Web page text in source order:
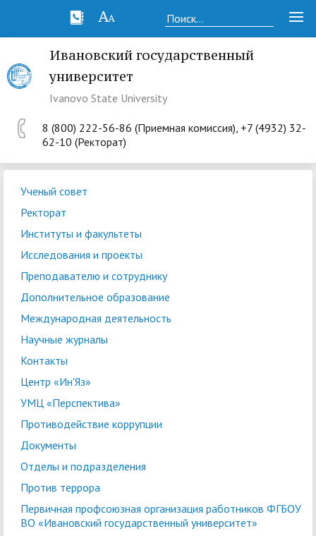
Ивановский государственный
университет
Ivanovo State University
8 (800) 222-56-86 (Приемная комиссия), +7 (4932) 32-
62-10 (Ректорат)
Ученый совет
Ректорат
Институты и факультеты
Исследования и проекты
Преподавателю и сотруднику
Дополнительное образование
Международная деятельность
Научные журналы
Контакты
Центр «Ин'Яз»
УМЦ «Перспектива»
Противодействие коррупции
Документы
Отделы и подразделения
Против террора
Первичная профсоюзная организация работников ФГБОУ
ВО «Ивановский государственный университет»